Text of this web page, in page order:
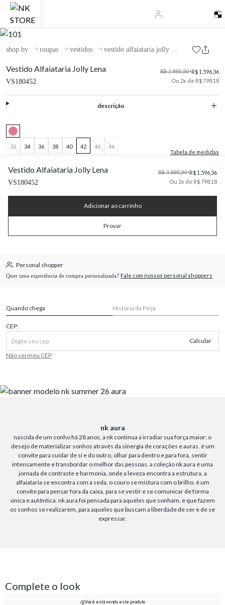
shop by roupas vestidos vestido alfaiataria jolly lena
Vestido Alfaiataria Jolly Lena
VS180452
R$ 3.990,90•R$ 1.596,36
Ou 2x de R$ 798.18
descrição
32 34 36 38 40 42 44
46
Tabela de medidas
Vestido Alfaiataria Jolly Lena
VS180452
R$ 3.990,90•R$ 1.596,36
Ou 2x de R$ 798.18
Adicionar ao carrinho
Provar
Personal shopper
Quer uma experiência de compra personalizada? Fale com nossos personal shoppers
Quando chega História da Peça
CEP:
Calcular
Não sei meu CEP
nk aura
nascida de um sonho há 28 anos, a nk continua a irradiar sua força maior: o
desejo de materializar sonhos através da sinergia de corações e auras. é um
convite para cuidar de si e do outro, olhar para dentro e para fora, sentir
intensamente e transbordar o melhor das pessoas. a coleção nk aura é uma
jornada de contraste e harmonia, onde a leveza encontra a estrutura, a
alfaiataria se encontra com a seda, o couro se mistura com o brilho. é um
convite para pensar fora da caixa, para se vestir e se comunicar de forma
única e autêntica. nk aura foi pensada para aqueles que sonham, e que fazem
os sonhos se realizarem, para aqueles que buscam a liberdade de ser e de se
expressar.
Complete o look
Você está vendo este produto